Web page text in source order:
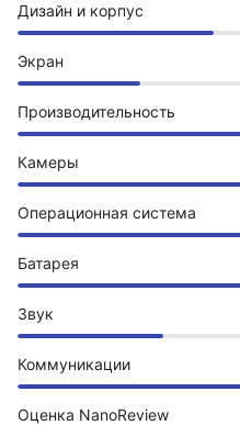
Дизайн и корпус
Экран
Производительность
Камеры
Операционная система
Батарея
Звук
Коммуникации
Оценка NanoReview